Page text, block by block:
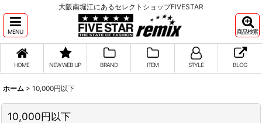
大阪南堀江にあるセレクトショップFIVESTAR
MENU 商品検索
HOME NEW WEB UP BRAND ITEM STYLE BLOG
ホーム > 10,000円以下
10,000円以下